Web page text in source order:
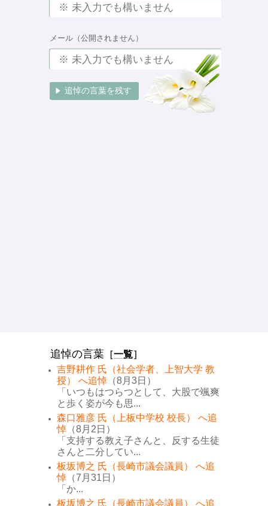
メール（公開されません）
追悼の言葉 ［一覧］
吉野耕作 氏（社会学者、上智大学 教
授） へ追悼 （8月3日）
「いつもはつらつとして、大股で颯爽
と歩く姿が今も思...
森口雅彦 氏（上板中学校 校長） へ追
悼 （8月2日）
「支持する教え子さんと、反する生徒
さんと二分してい...
板坂博之 氏（長崎市議会議員） へ追
悼 （7月31日）
「か...
板坂博之 氏（長崎市議会議員） へ追